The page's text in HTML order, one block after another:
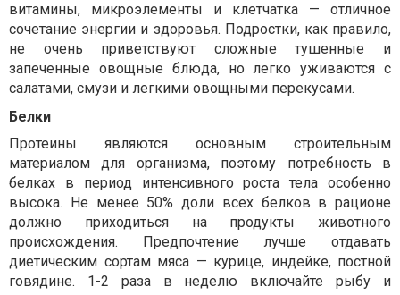
витамины, микроэлементы и клетчатка — отличное
сочетание энергии и здоровья. Подростки, как правило,
не очень приветствуют сложные тушенные и
запеченные овощные блюда, но легко уживаются с
салатами, смузи и легкими овощными перекусами.
Белки
Протеины являются основным строительным
материалом для организма, поэтому потребность в
белках в период интенсивного роста тела особенно
высока. Не менее 50% доли всех белков в рационе
должно приходиться на продукты животного
происхождения. Предпочтение лучше отдавать
диетическим сортам мяса — курице, индейке, постной
говядине. 1-2 раза в неделю включайте рыбу и